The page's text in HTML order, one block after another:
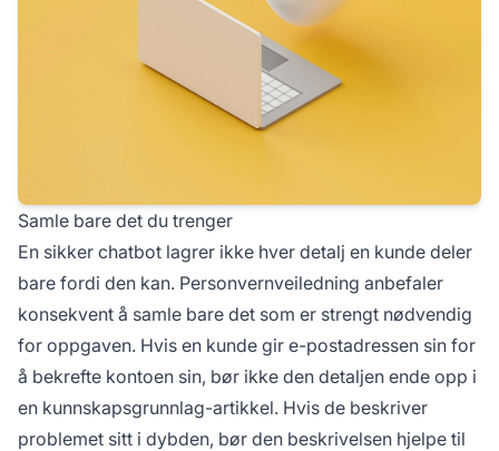
Samle bare det du trenger
En sikker chatbot lagrer ikke hver detalj en kunde deler
bare fordi den kan. Personvernveiledning anbefaler
konsekvent å samle bare det som er strengt nødvendig
for oppgaven. Hvis en kunde gir e-postadressen sin for
å bekrefte kontoen sin, bør ikke den detaljen ende opp i
en kunnskapsgrunnlag-artikkel. Hvis de beskriver
problemet sitt i dybden, bør den beskrivelsen hjelpe til